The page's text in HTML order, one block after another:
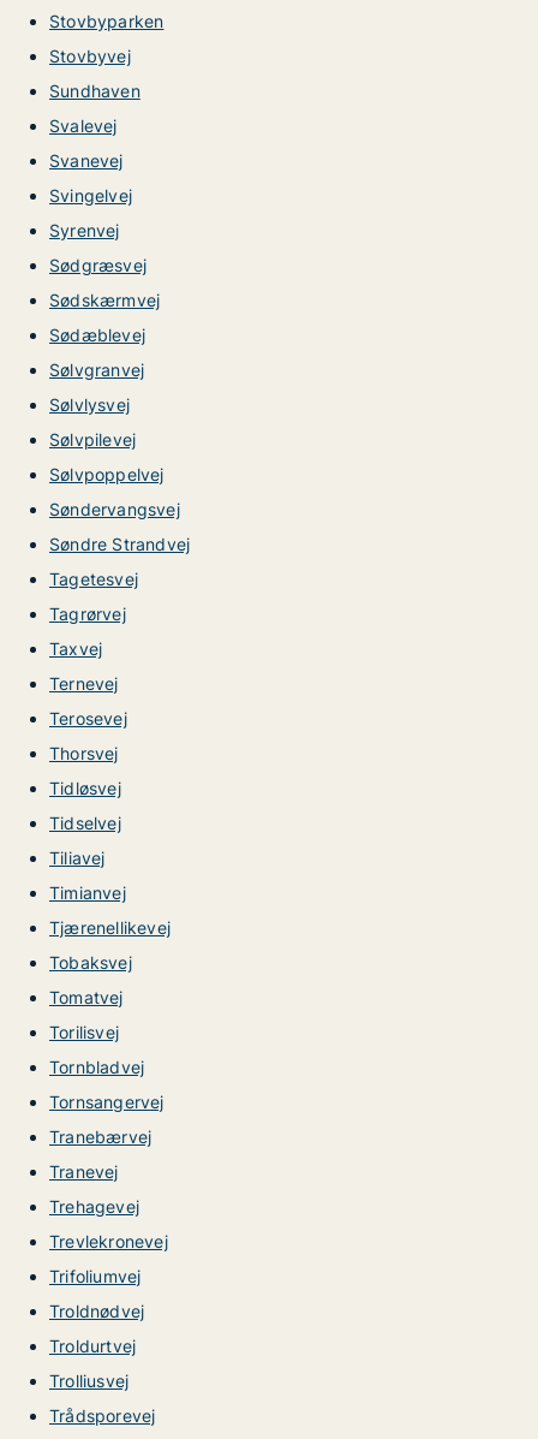
Stovbyparken
Stovbyvej
Sundhaven
Svalevej
Svanevej
Svingelvej
Syrenvej
Sødgræsvej
Sødskærmvej
Sødæblevej
Sølvgranvej
Sølvlysvej
Sølvpilevej
Sølvpoppelvej
Søndervangsvej
Søndre Strandvej
Tagetesvej
Tagrørvej
Taxvej
Ternevej
Terosevej
Thorsvej
Tidløsvej
Tidselvej
Tiliavej
Timianvej
Tjærenellikevej
Tobaksvej
Tomatvej
Torilisvej
Tornbladvej
Tornsangervej
Tranebærvej
Tranevej
Trehagevej
Trevlekronevej
Trifoliumvej
Troldnødvej
Troldurtvej
Trolliusvej
Trådsporevej